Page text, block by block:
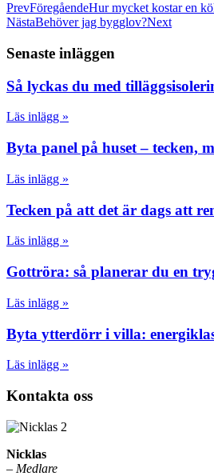
PrevFöregåendeHur mycket kostar en
NästaBehöver jag bygglov?Next
Senaste inläggen
Så lyckas du med
Läs inlägg »
Byta panel på huset – tecken,
Läs inlägg »
Tecken på att det är dags att
Läs inlägg »
Gottröra: så planerar du en
Läs inlägg »
Byta ytterdörr i villa:
Läs inlägg »
Kontakta oss
Nicklas
– Medlare